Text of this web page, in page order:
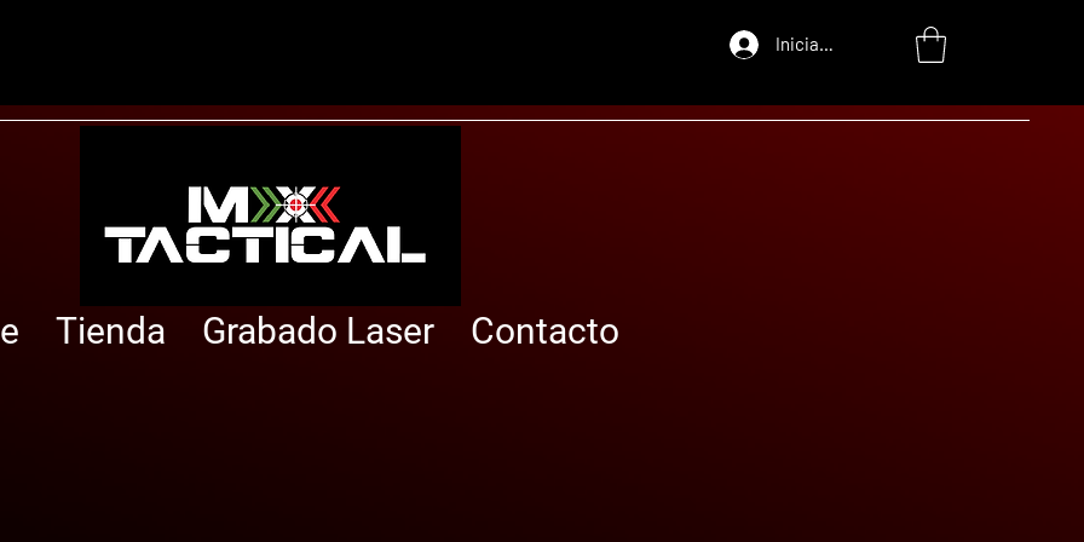
Iniciar sesión
Tienda Grabado Laser Contacto